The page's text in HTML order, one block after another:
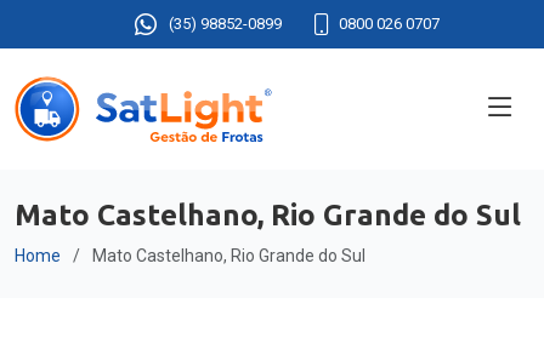
(35) 98852-0899 0800 026 0707
Mato Castelhano, Rio Grande do Sul
Home Mato Castelhano, Rio Grande do Sul